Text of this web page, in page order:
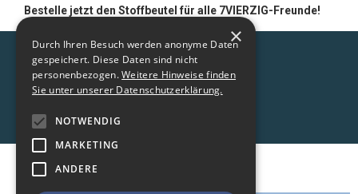
Bestelle jetzt den Stoffbeutel für alle 7VIERZIG-Freunde!
×
Durch Ihren Besuch werden anonyme Daten
gespeichert. Diese Daten sind nicht
personenbezogen.Weitere Hinweise finden
Sie unter unserer Datenschutzerklärung.
NOTWENDIG
MARKETING
ANDERE